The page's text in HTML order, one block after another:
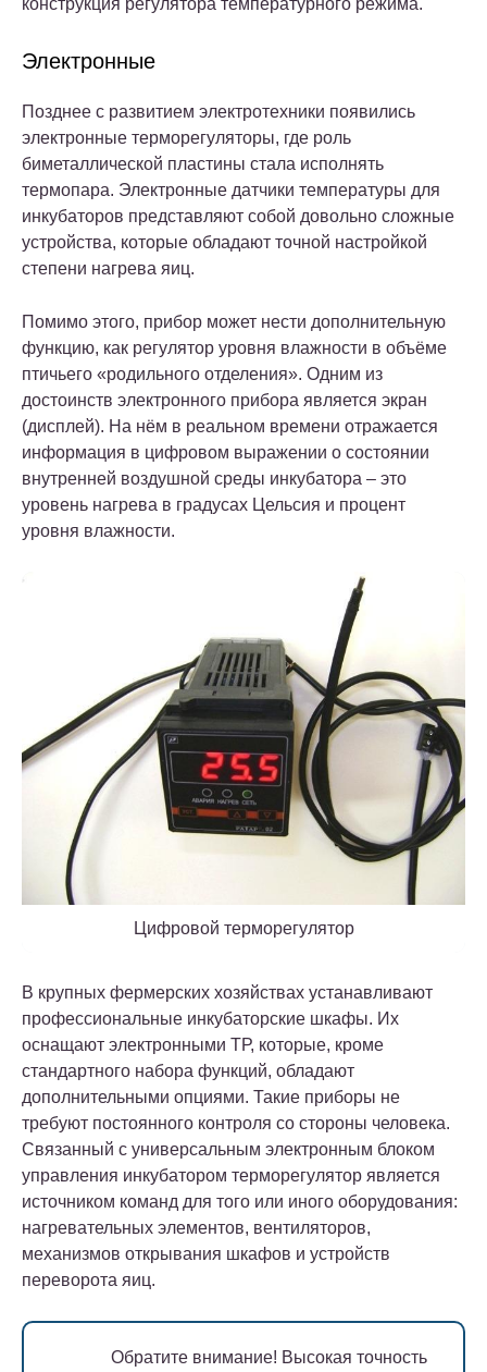
Электронные
Позднее с развитием электротехники появились
электронные терморегуляторы, где роль
биметаллической пластины стала исполнять
термопара. Электронные датчики температуры для
инкубаторов представляют собой довольно сложные
устройства, которые обладают точной настройкой
степени нагрева яиц.
Помимо этого, прибор может нести дополнительную
функцию, как регулятор уровня влажности в объёме
птичьего «родильного отделения». Одним из
достоинств электронного прибора является экран
(дисплей). На нём в реальном времени отражается
информация в цифровом выражении о состоянии
внутренней воздушной среды инкубатора – это
уровень нагрева в градусах Цельсия и процент
уровня влажности.
Цифровой терморегулятор
В крупных фермерских хозяйствах устанавливают
профессиональные инкубаторские шкафы. Их
оснащают электронными ТР, которые, кроме
стандартного набора функций, обладают
дополнительными опциями. Такие приборы не
требуют постоянного контроля со стороны человека.
Связанный с универсальным электронным блоком
управления инкубатором терморегулятор является
источником команд для того или иного оборудования:
нагревательных элементов, вентиляторов,
механизмов открывания шкафов и устройств
переворота яиц.
Обратите внимание! Высокая точность